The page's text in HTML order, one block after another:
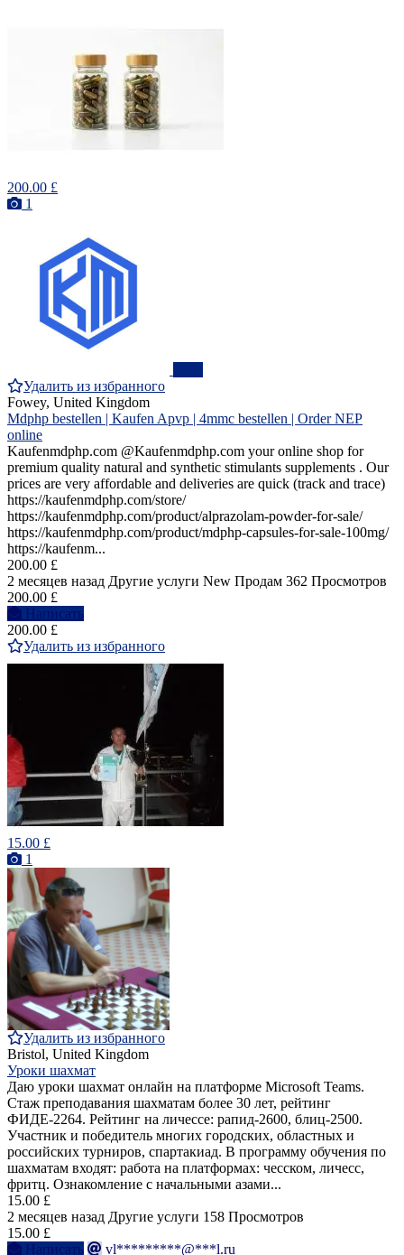
200.00 £
1
Удалить из избранного
Fowey, United Kingdom
Mdphp bestellen | Kaufen Apvp | 4mmc bestellen | Order NEP
online
Kaufenmdphp.com @Kaufenmdphp.com your online shop for
premium quality natural and synthetic stimulants supplements . Our
prices are very affordable and deliveries are quick (track and trace)
https://kaufenmdphp.com/store/
https://kaufenmdphp.com/product/alprazolam-powder-for-sale/
https://kaufenmdphp.com/product/mdphp-capsules-for-sale-100mg/
https://kaufenm...
200.00 £
2 месяцев назад Другие услуги New Продам 362 Просмотров
200.00 £
Написать
200.00 £
Удалить из избранного
15.00 £
1
Удалить из избранного
Bristol, United Kingdom
Уроки шахмат
Даю уроки шахмат онлайн на платформе Microsoft Teams.
Стаж преподавания шахматам более 30 лет, рейтинг
ФИДЕ-2264. Рейтинг на личессе: рапид-2600, блиц-2500.
Участник и победитель многих городских, областных и
российских турниров, спартакиад. В программу обучения по
шахматам входят: работа на платформах: чесском, личесс,
фритц. Ознакомление с начальными азами...
15.00 £
2 месяцев назад Другие услуги 158 Просмотров
15.00 £
Написать
vl*********@***l.ru